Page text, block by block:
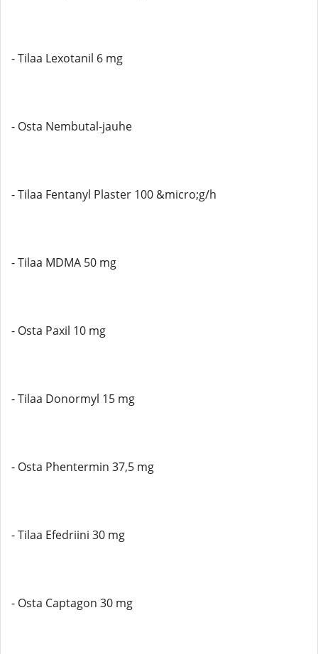
- Tilaa Lexotanil 6 mg
- Osta Nembutal-jauhe
- Tilaa Fentanyl Plaster 100 &micro;g/h
- Tilaa MDMA 50 mg
- Osta Paxil 10 mg
- Tilaa Donormyl 15 mg
- Osta Phentermin 37,5 mg
- Tilaa Efedriini 30 mg
- Osta Captagon 30 mg